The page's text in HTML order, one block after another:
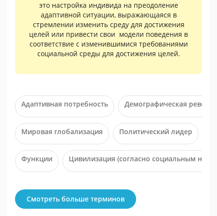
это настройка индивида на преодоление
адаптивной ситуации, выражающаяся в
стремлении изменить среду для достижения
целей или привести свои модели поведения в
соответствие с изменившимися требованиями
социальной среды для достижения целей.
Адаптивная потребность Демографическая
Мировая глобализация Политический лидер
Функции Цивилизация (согласно социальным
Смотреть больше терминов